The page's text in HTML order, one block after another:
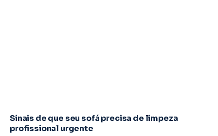
Sinais de que seu sofá precisa de limpeza
profissional urgente